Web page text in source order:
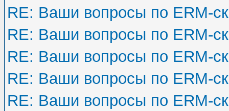
RE: Ваши вопросы по ERM-
RE: Ваши вопросы по ERM-
RE: Ваши вопросы по ERM-
RE: Ваши вопросы по ERM-
RE: Ваши вопросы по ERM-